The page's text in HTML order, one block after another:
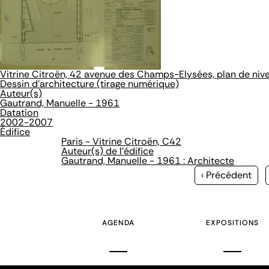
Vitrine Citroën, 42 avenue des Champs-Elysées, plan de
Dessin d'architecture (tirage numérique)
Auteur(s)
Gautrand, Manuelle - 1961
Datation
2002-2007
Édifice
Paris - Vitrine Citroën, C42
Auteur(s) de l'édifice
Gautrand, Manuelle - 1961 : Architecte
Page
‹ Précédent
AGENDA EXPOSITIONS